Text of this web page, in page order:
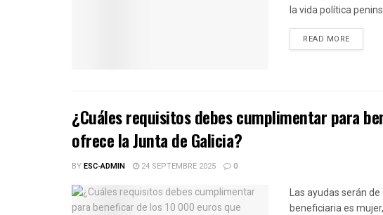
la vida política
READ MOREDETAILS
¿Cuáles requisitos debes cumplimentar para
ofrece la Junta de Galicia?
BYESC-ADMIN 24 SEPTEMBRE 2025 0
Las ayudas serán
beneficiaria es